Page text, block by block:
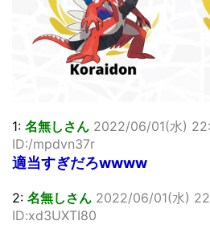
北原ももさんの挑発!!!
【画像】『プリズマ☆イリヤ』の
えてしまう
敵「ダンクーガは合体するまで
体する前から面白いんだよなぁ
【信長の野望・新生】米問屋をど
かわからない
NHKにようこそ！を見終えたんだ
Powered by livedoor 相互RSS
1: 名無しさん 2022/06/01(水)
ID:/mpdvn37r
適当すぎだろwwww
2: 名無しさん 2022/06/01(水)
ID:xd3UXTI80